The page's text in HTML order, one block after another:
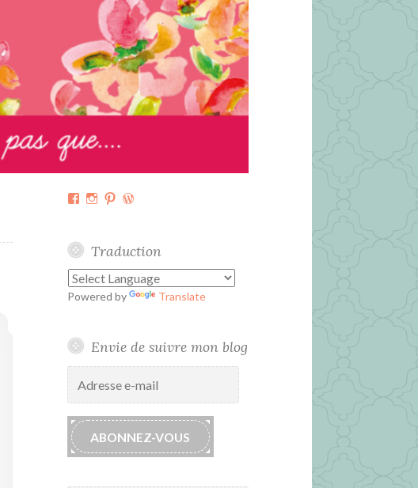
Facebook
Instagram
PinterestWordPress.org
Traduction
Powered by Translate
Envie de suivre mon blog
ABONNEZ-VOUS